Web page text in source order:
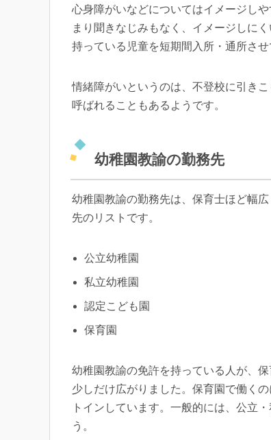
心身障がいなどについてはイメージし
まり聞きなじみもなく、イメージしに
持っている児童を短期間入所・通所さ
情緒障がいというのは、不登校に引き
呼ばれることもあるようです。
幼稚園教諭の勤務先
幼稚園教諭の勤務先は、保育士ほど幅
先のリストです。
公立幼稚園
私立幼稚園
認定こども園
保育園
幼稚園教諭の免許を持っている人が、
少しだけ広がりました。保育園で働く
トインしています。一般的には、公立
う。